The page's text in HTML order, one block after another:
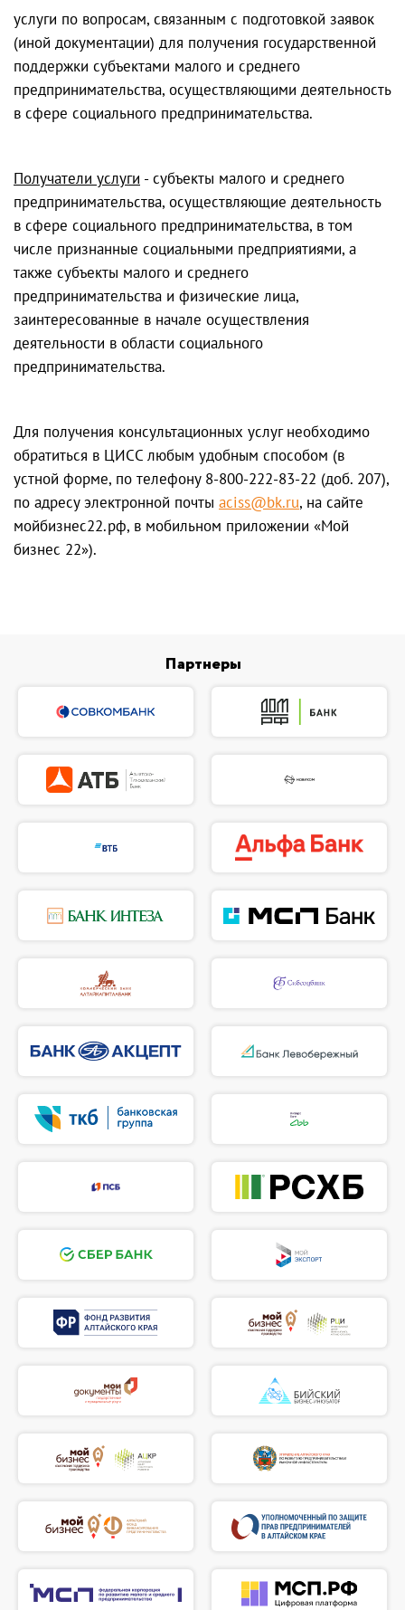
услуги по вопросам, связанным с подготовкой заявок
(иной документации) для получения государственной
поддержки субъектами малого и среднего
предпринимательства, осуществляющими деятельность
в сфере социального предпринимательства.
Получатели услуги - субъекты малого и среднего
предпринимательства, осуществляющие деятельность
в сфере социального предпринимательства, в том
числе признанные социальными предприятиями, а
также субъекты малого и среднего
предпринимательства и физические лица,
заинтересованные в начале осуществления
деятельности в области социального
предпринимательства.
Для получения консультационных услуг необходимо
обратиться в ЦИСС любым удобным способом (в
устной форме, по телефону 8-800-222-83-22 (доб. 207),
по адресу электронной почты aciss@bk.ru, на сайте
мойбизнес22.рф, в мобильном приложении «Мой
бизнес 22»).
Партнеры